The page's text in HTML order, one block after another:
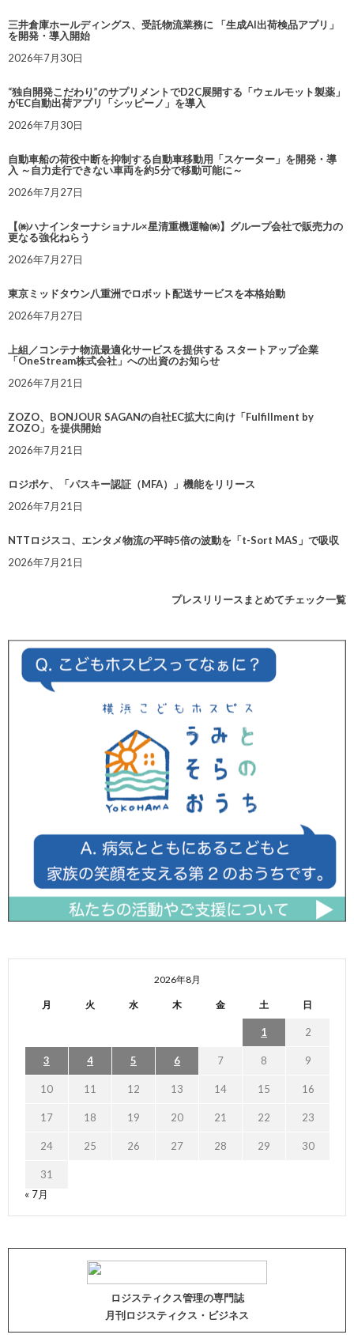
三井倉庫ホールディングス、受託物流業務に 「生成AI出荷検品アプリ」
を開発・導入開始
2026年7月30日
“独自開発こだわり”のサプリメントでD2C展開する「ウェルモット製薬」
がEC自動出荷アプリ「シッピーノ」を導入
2026年7月30日
自動車船の荷役中断を抑制する自動車移動用「スケーター」を開発・導
入 ～自力走行できない車両を約5分で移動可能に～
2026年7月27日
【㈱ハナインターナショナル×星清重機運輸㈱】グループ会社で販売力の
更なる強化ねらう
2026年7月27日
東京ミッドタウン八重洲でロボット配送サービスを本格始動
2026年7月27日
上組／コンテナ物流最適化サービスを提供する スタートアップ企業
「OneStream株式会社」への出資のお知らせ
2026年7月21日
ZOZO、BONJOUR SAGANの自社EC拡大に向け「Fulfillment by
ZOZO」を提供開始
2026年7月21日
ロジポケ、「パスキー認証（MFA）」機能をリリース
2026年7月21日
NTTロジスコ、エンタメ物流の平時5倍の波動を「t-Sort MAS」で吸収
2026年7月21日
プレスリリースまとめてチェック一覧
2026年8月
月 火 水 木 金 土 日
1 2
3 4 5 6 7 8 9
10 11 12 13 14 15 16
17 18 19 20 21 22 23
24 25 26 27 28 29 30
31
« 7月
ロジスティクス管理の専門誌
月刊ロジスティクス・ビジネス